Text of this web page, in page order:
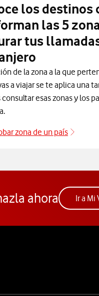
de móviles
los destinos
las 5
tus
de la zona a la que
a viajar se te aplica una
consultar esas zonas y los
zona de un país
Que
ahora Ir a Mi